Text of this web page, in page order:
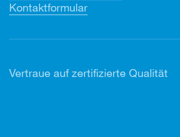
Kontaktformular
Vertraue auf zertifizierte Qualität